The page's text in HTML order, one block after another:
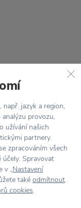
jazyk a region,
provozu,
užívání našich
partnery.
zpracováním všech
Spravovat
v „Nastavení
také odmítnout.
cookies.